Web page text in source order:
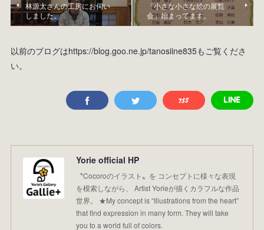
林源太さんの工房にお伺い
しました。
「小さな小さな絵の展覧
会」始まってます。
以前のブログはhttps://blog.goo.ne.jp/tanosiine835もご覧くださ
い。
Yorie official HP
〝Cocoroのイラスト〟を コンセプトに様々な表現
を模索しながら、 Artist Yorieが描くカラフルな作品
世界。 ★My concept is “Illustrations from the heart”
that find expression in many form. They will take
you to a world full of colors.